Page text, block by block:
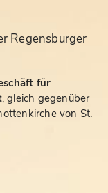
Regensburger
für
, gleich gegenüber
von St.